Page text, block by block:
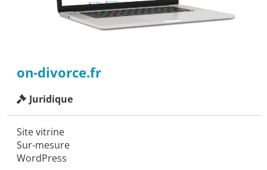
on-divorce.fr
Juridique
Site vitrine
Sur-mesure
WordPress